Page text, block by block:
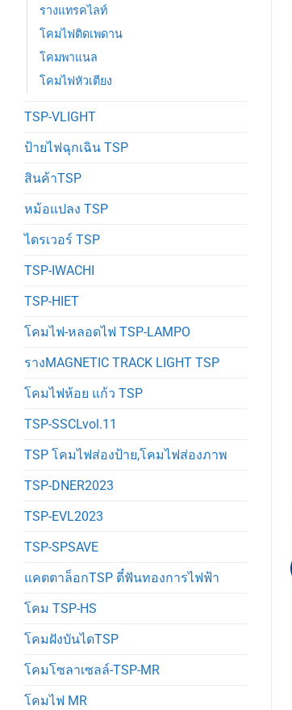
รางแทรคไลท์
โคมไฟติดเพดาน
โคมพาแนล
โคมไฟหัวเตียง
TSP-VLIGHT
ป้ายไฟฉุกเฉิน TSP
สินค้าTSP
หม้อแปลง TSP
ไดรเวอร์ TSP
TSP-IWACHI
TSP-HIET
โคมไฟ-หลอดไฟ TSP-LAMPO
รางMAGNETIC TRACK LIGHT TSP
โคมไฟห้อย แก้ว TSP
TSP-SSCLvol.11
TSP โคมไฟส่องป้าย,โคมไฟส่องภาพ
TSP-DNER2023
TSP-EVL2023
TSP-SPSAVE
แคตตาล็อกTSP ตี๋ฟันทองการไฟฟ้า
โคม TSP-HS
โคมฝังบันไดTSP
โคมโซลาเซลล์-TSP-MR
โคมไฟ MR
ลดราคา!